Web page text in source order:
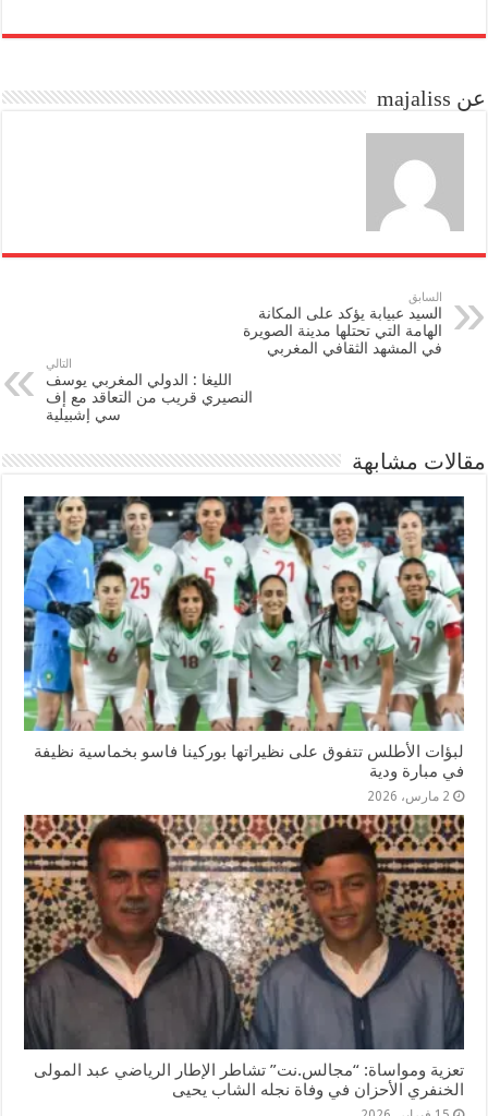
bo
to
n
ail
re
عن majaliss
السابق
السيد عبيابة يؤكد على المكانة
الهامة التي تحتلها مدينة الصويرة
في المشهد الثقافي المغربي
التالي
الليغا : الدولي المغربي يوسف
النصيري قريب من التعاقد مع إف
سي إشبيلية
مقالات مشابهة
لبؤات الأطلس تتفوق على نظيراتها بوركينا فاسو بخماسية نظيفة
في مبارة ودية
2 مارس، 2026
تعزية ومواساة: “مجالس.نت” تشاطر الإطار الرياضي عبد المولى
الخنفري الأحزان في وفاة نجله الشاب يحيى